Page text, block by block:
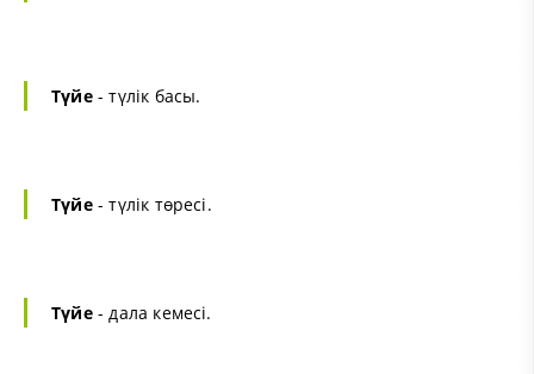
Түйе- түлік басы.
Түйе- түлік төресі.
Түйе- дала кемесі.